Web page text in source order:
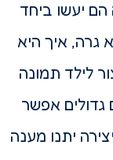
יעשו ביחד
גרה, איך היא
לילד תמונה
גדולים אפשר
יתנו מענה